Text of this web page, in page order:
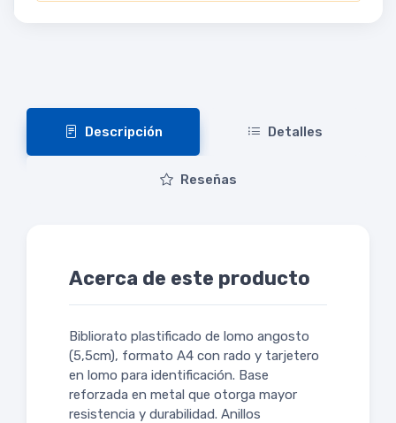
Descripción Detalles
Reseñas
Acerca de este producto
Bibliorato plastificado de lomo angosto
(5,5cm), formato A4 con rado y tarjetero
en lomo para identificación. Base
reforzada en metal que otorga mayor
resistencia y durabilidad. Anillos